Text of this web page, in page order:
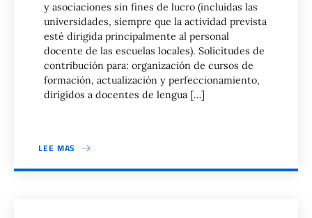
y asociaciones sin fines de lucro (incluidas las
universidades, siempre que la actividad prevista
esté dirigida principalmente al personal
docente de las escuelas locales). Solicitudes de
contribución para: organización de cursos de
formación, actualización y perfeccionamiento,
dirigidos a docentes de lengua […]
LEE MAS